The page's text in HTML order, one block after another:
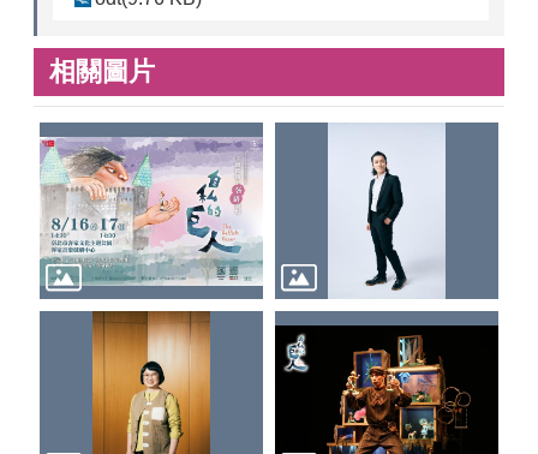
相關圖片